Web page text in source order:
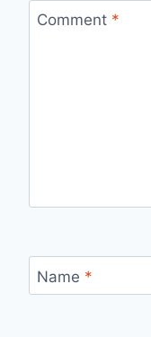
Comment *
Name *